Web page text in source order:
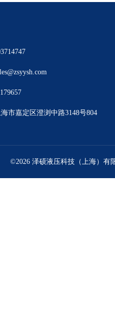
市嘉定区澄浏中路3148号804
©2026 泽硕液压科技（上海）有